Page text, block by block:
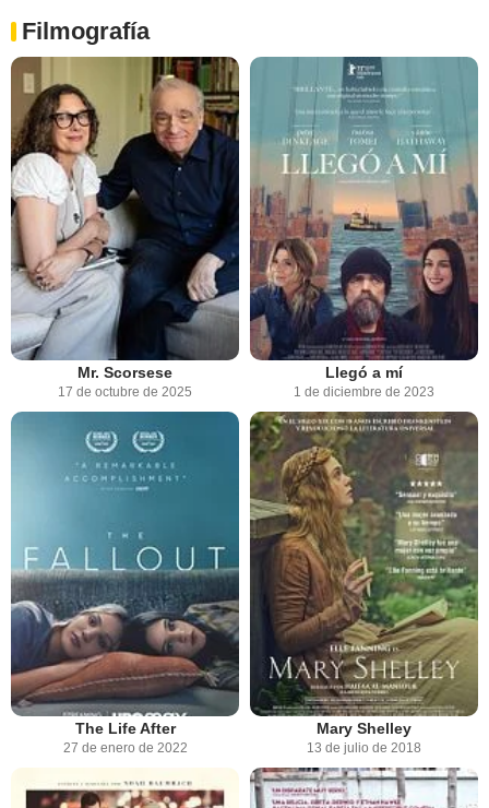
Filmografía
Mr. Scorsese
17 de octubre de 2025
Llegó a mí
1 de diciembre de 2023
The Life After
27 de enero de 2022
Mary Shelley
13 de julio de 2018